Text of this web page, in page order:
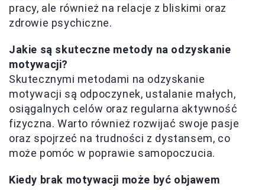
pracy, ale również na relacje z bliskimi oraz
zdrowie psychiczne.
Jakie są skuteczne metody na odzyskanie
motywacji?
Skutecznymi metodami na odzyskanie
motywacji są odpoczynek, ustalanie małych,
osiągalnych celów oraz regularna aktywność
fizyczna. Warto również rozwijać swoje pasje
oraz spojrzeć na trudności z dystansem, co
może pomóc w poprawie samopoczucia.
Kiedy brak motywacji może być objawem